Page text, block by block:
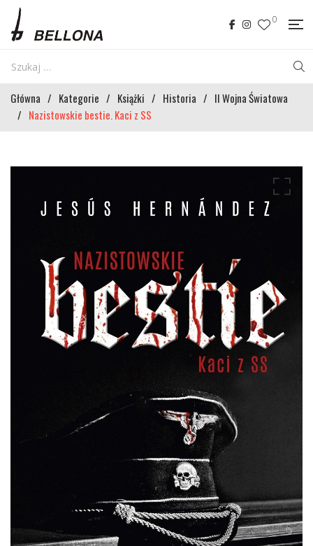
0
Główna / Kategorie / Książki / Historia / II Wojna Światowa
/ Nazistowskie bestie. Kaci z SS